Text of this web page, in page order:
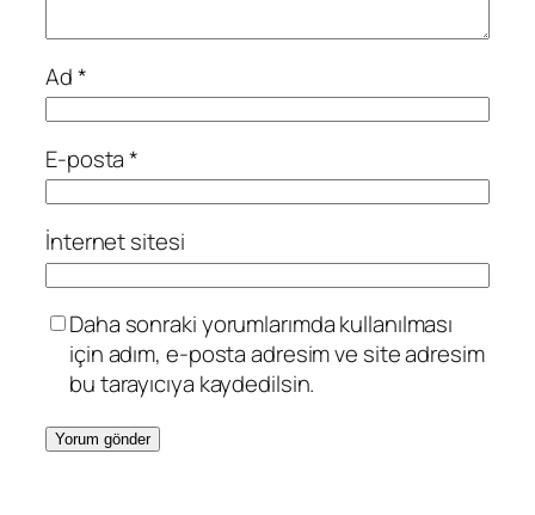
Ad*
E-posta*
İnternet sitesi
Daha sonraki yorumlarımda kullanılması
için adım, e-posta adresim ve site adresim
bu tarayıcıya kaydedilsin.